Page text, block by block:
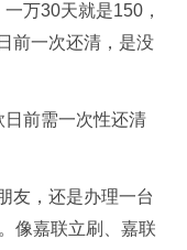
万30天就是150，
前一次还清，是没
前需一次性还清
友，还是办理一台
像嘉联立刷、嘉联